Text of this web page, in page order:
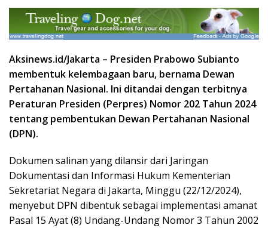
Aksinews.id/Jakarta – Presiden Prabowo Subianto
membentuk kelembagaan baru, bernama Dewan
Pertahanan Nasional. Ini ditandai dengan terbitnya
Peraturan Presiden (Perpres) Nomor 202 Tahun 2024
tentang pembentukan Dewan Pertahanan Nasional
(DPN).
Dokumen salinan yang dilansir dari Jaringan
Dokumentasi dan Informasi Hukum Kementerian
Sekretariat Negara di Jakarta, Minggu (22/12/2024),
menyebut DPN dibentuk sebagai implementasi amanat
Pasal 15 Ayat (8) Undang-Undang Nomor 3 Tahun 2002